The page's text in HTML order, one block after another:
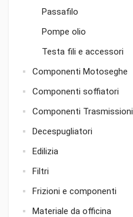
Passafilo
Pompe olio
Testa fili e accessori
Componenti Motoseghe
Componenti soffiatori
Componenti Trasmissioni
Decespugliatori
Edilizia
Filtri
Frizioni e componenti
Materiale da officina